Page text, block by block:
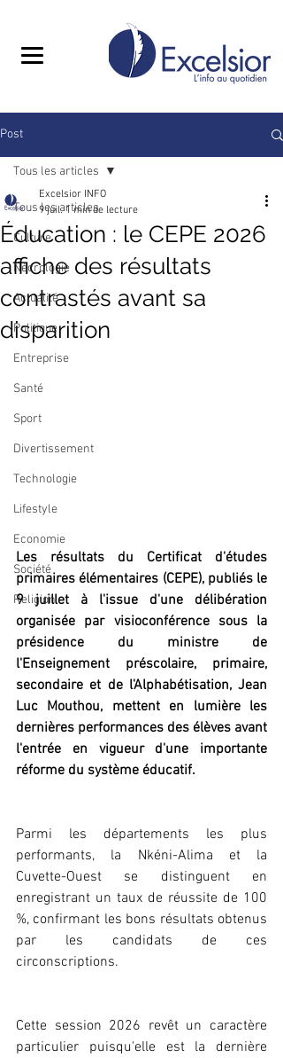
Post
Tous les articles
Culture
Nécrologie
Actualité
Politique
Entreprise
Santé
Sport
Divertissement
Technologie
Lifestyle
Economie
Société
Religion
Tous les articles
Éducation : le CEPE 2026
affiche des résultats
contrastés avant sa
disparition
Excelsior INFO
9 juil. 1 min de lecture
Les résultats du Certificat d'études
primaires élémentaires (CEPE), publiés le
9 juillet à l'issue d'une délibération
organisée par visioconférence sous la
présidence du ministre de
l'Enseignement préscolaire, primaire,
secondaire et de l'Alphabétisation, Jean
Luc Mouthou, mettent en lumière les
dernières performances des élèves avant
l'entrée en vigueur d'une importante
réforme du système éducatif.
Parmi les départements les plus
performants, la Nkéni-Alima et la
Cuvette-Ouest se distinguent en
enregistrant un taux de réussite de 100
%, confirmant les bons résultats obtenus
par les candidats de ces
circonscriptions.
Cette session 2026 revêt un caractère
particulier puisqu'elle est la dernière